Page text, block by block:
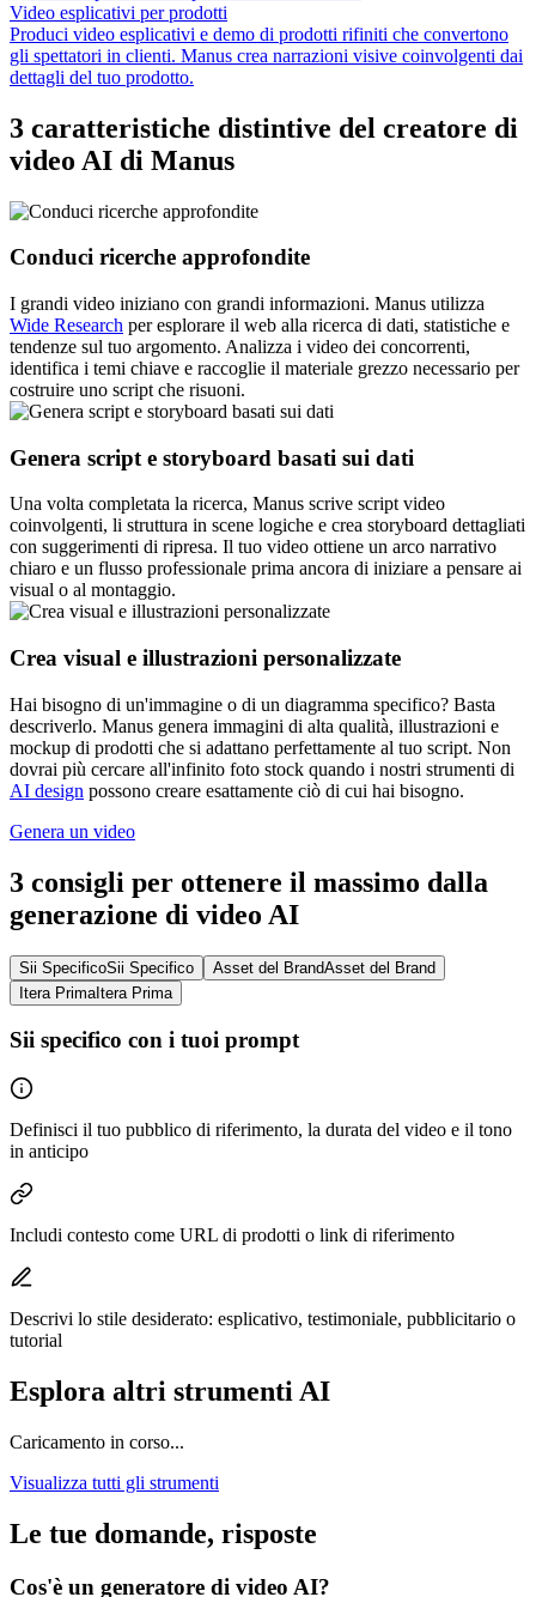
Video esplicativi per prodotti
Produci video esplicativi e demo di prodotti rifiniti che convertono
gli spettatori in clienti. Manus crea narrazioni visive coinvolgenti dai
dettagli del tuo prodotto.
3 caratteristiche distintive del creatore di
video AI di Manus
Conduci ricerche approfondite
I grandi video iniziano con grandi informazioni. Manus utilizza
Wide Research per esplorare il web alla ricerca di dati, statistiche e
tendenze sul tuo argomento. Analizza i video dei concorrenti,
identifica i temi chiave e raccoglie il materiale grezzo necessario per
costruire uno script che risuoni.
Genera script e storyboard basati sui dati
Una volta completata la ricerca, Manus scrive script video
coinvolgenti, li struttura in scene logiche e crea storyboard dettagliati
con suggerimenti di ripresa. Il tuo video ottiene un arco narrativo
chiaro e un flusso professionale prima ancora di iniziare a pensare ai
visual o al montaggio.
Crea visual e illustrazioni personalizzate
Hai bisogno di un'immagine o di un diagramma specifico? Basta
descriverlo. Manus genera immagini di alta qualità, illustrazioni e
mockup di prodotti che si adattano perfettamente al tuo script. Non
dovrai più cercare all'infinito foto stock quando i nostri strumenti di
AI design possono creare esattamente ciò di cui hai bisogno.
Genera un video
3 consigli per ottenere il massimo dalla
generazione di video AI
Sii SpecificoSii Specifico Asset del BrandAsset del Brand
Itera PrimaItera Prima
Sii specifico con i tuoi prompt
Definisci il tuo pubblico di riferimento, la durata del video e il tono
in anticipo
Includi contesto come URL di prodotti o link di riferimento
Descrivi lo stile desiderato: esplicativo, testimoniale, pubblicitario o
tutorial
Esplora altri strumenti AI
Caricamento in corso...
Visualizza tutti gli strumenti
Le tue domande, risposte
Cos'è un generatore di video AI?